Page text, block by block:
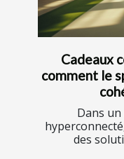
Cadeaux
comment le
Dans
des